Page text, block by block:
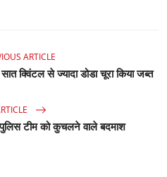
ARTICLE
क्विंटल से ज्यादा डोडा चूरा किया जब्त
टीम को कुचलने वाले बदमाश